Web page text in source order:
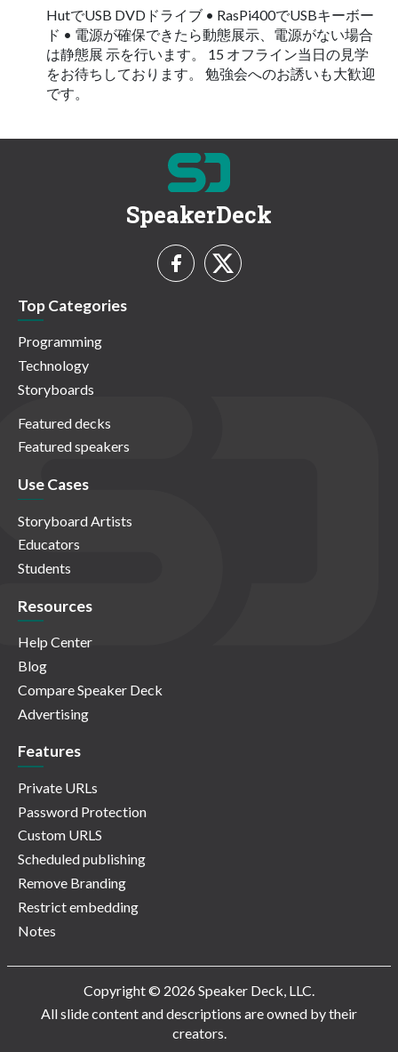
HutでUSB DVDドライブ • RasPi400でUSBキーボー
ド • 電源が確保できたら動態展示、電源がない場合
は静態展 示を行います。 15 オフライン当日の見学
をお待ちしております。 勉強会へのお誘いも大歓迎
です。
SpeakerDeck
Top Categories
Programming
Technology
Storyboards
Featured decks
Featured speakers
Use Cases
Storyboard Artists
Educators
Students
Resources
Help Center
Blog
Compare Speaker Deck
Advertising
Features
Private URLs
Password Protection
Custom URLS
Scheduled publishing
Remove Branding
Restrict embedding
Notes
Copyright © 2026 Speaker Deck, LLC.
All slide content and descriptions are owned by their
creators.